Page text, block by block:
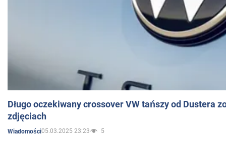
Długo oczekiwany crossover VW tańszy od Dustera
zdjęciach
Wiadomości05.03.2025 23:23 5